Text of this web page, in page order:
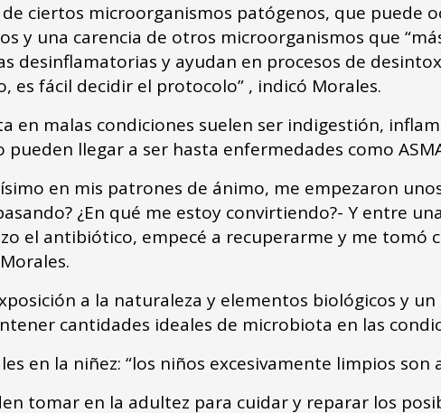
ciertos microorganismos patógenos, que puede
y una carencia de otros microorganismos que
desinflamatorias y ayudan en procesos de
es fácil decidir el protocolo” , indicó Morales.
en malas condiciones suelen ser indigestión,
llegar a ser hasta enfermedades como
en mis patrones de ánimo, me empezaron
¿En qué me estoy convirtiendo?- Y entre
el antibiótico, empecé a recuperarme y me tomó
a la naturaleza y elementos biológicos y
cantidades ideales de microbiota en las
en la niñez: “los niños excesivamente limpios son
tomar en la adultez para cuidar y reparar los